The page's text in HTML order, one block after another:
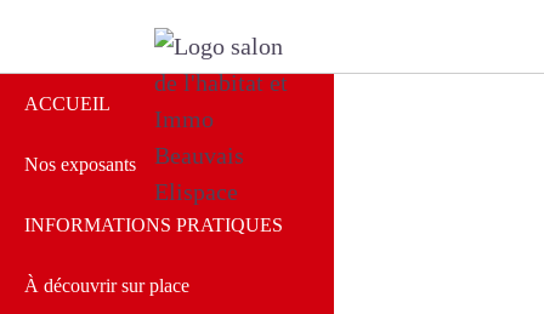
ACCUEIL
Nos exposants
INFORMATIONS PRATIQUES
À découvrir sur place
Salon de l'Habitat
Beauvais